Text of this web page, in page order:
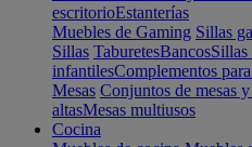
escritorioEstanterías
Muebles de Gaming Sillas
Sillas TaburetesBancosSillas
infantilesComplementos
Mesas Conjuntos de mesas
altasMesas multiusos
Cocina